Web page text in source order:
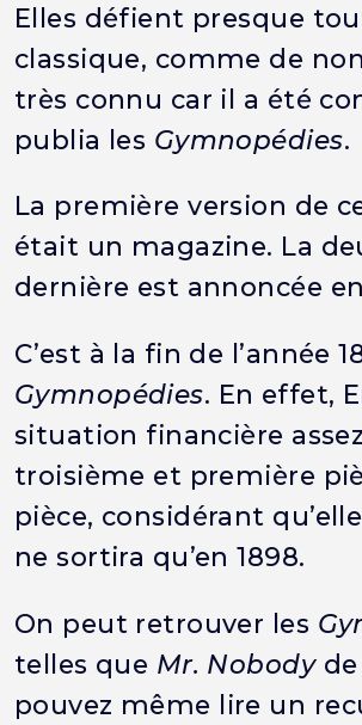
Elles défient presque
classique, comme de
très connu car il a été
publia les Gymnopédies.
La première version de
était un magazine. La
dernière est annoncée en
C’est à la fin de l’année
Gymnopédies. En effet,
situation financière
troisième et première
pièce, considérant
ne sortira qu’en 1898.
On peut retrouver les
telles que Mr. Nobodyde
pouvez même lire un